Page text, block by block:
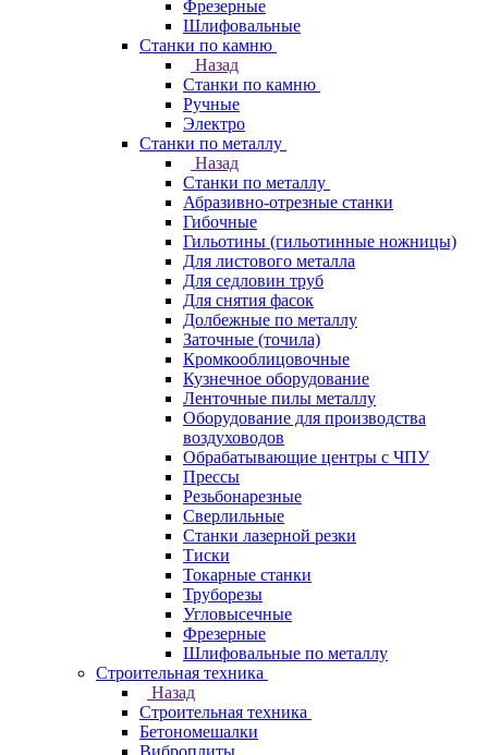
Фрезерные
Шлифовальные
Станки по камню
Назад
Станки по камню
Ручные
Электро
Станки по металлу
Назад
Станки по металлу
Абразивно-отрезные станки
Гибочные
Гильотины (гильотинные ножницы)
Для листового металла
Для седловин труб
Для снятия фасок
Долбежные по металлу
Заточные (точила)
Кромкооблицовочные
Кузнечное оборудование
Ленточные пилы металлу
Оборудование для производства
воздуховодов
Обрабатывающие центры с ЧПУ
Прессы
Резьбонарезные
Сверлильные
Станки лазерной резки
Тиски
Токарные станки
Труборезы
Угловысечные
Фрезерные
Шлифовальные по металлу
Строительная техника
Назад
Строительная техника
Бетономешалки
Виброплиты